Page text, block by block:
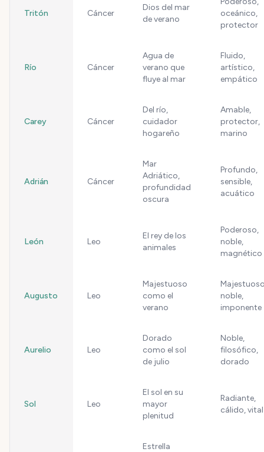
Tritón Cáncer
Dios del mar
de verano
oceánico,
protector
Río Cáncer
Agua de
verano que
fluye al mar
Fluido,
artístico,
empático
Carey Cáncer
Del río,
cuidador
hogareño
Amable,
protector,
marino
Adrián Cáncer
Mar
Adriático,
profundidad
oscura
Profundo,
sensible,
acuático
León Leo
El rey de los
animales
Poderoso,
noble,
magnético
Augusto Leo
Majestuoso
como el
verano
noble,
imponente
Aurelio Leo
Dorado
como el sol
de julio
Noble,
filosófico,
dorado
Sol Leo
El sol en su
mayor
plenitud
Radiante,
cálido, vital
Estrella